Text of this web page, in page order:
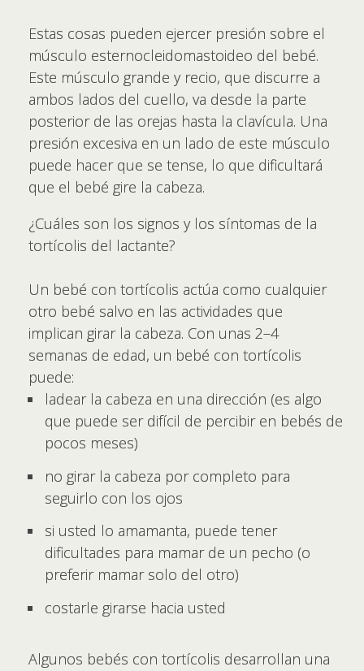
Estas cosas pueden ejercer presión sobre el
músculo esternocleidomastoideo del bebé.
Este músculo grande y recio, que discurre a
ambos lados del cuello, va desde la parte
posterior de las orejas hasta la clavícula. Una
presión excesiva en un lado de este músculo
puede hacer que se tense, lo que dificultará
que el bebé gire la cabeza.
¿Cuáles son los signos y los síntomas de la
tortícolis del lactante?
Un bebé con tortícolis actúa como cualquier
otro bebé salvo en las actividades que
implican girar la cabeza. Con unas 2–4
semanas de edad, un bebé con tortícolis
puede:
ladear la cabeza en una dirección (es algo
que puede ser difícil de percibir en bebés de
pocos meses)
no girar la cabeza por completo para
seguirlo con los ojos
si usted lo amamanta, puede tener
dificultades para mamar de un pecho (o
preferir mamar solo del otro)
costarle girarse hacia usted
Algunos bebés con tortícolis desarrollan una